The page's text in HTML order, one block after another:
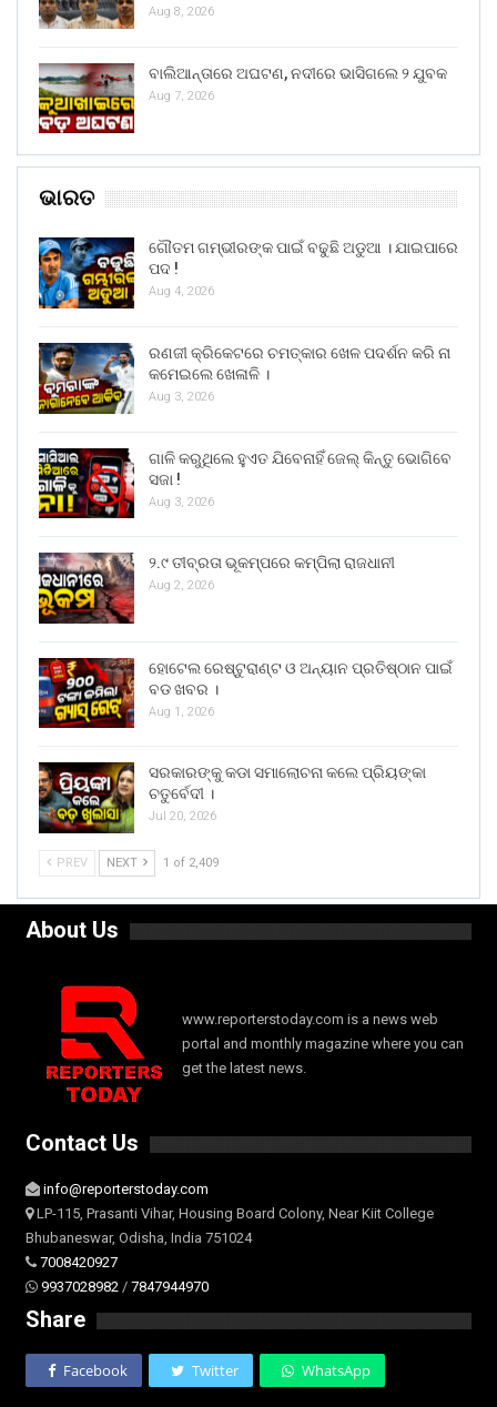
Aug 8, 2026
ବାଲିଆନ୍ତାରେ ଅଘଟଣ, ନଦୀରେ ଭାସିଗଲେ ୨ ଯୁବକ
Aug 7, 2026
ଭାରତ
ଗୌତମ ଗମ୍ଭୀରଙ୍କ ପାଇଁ ବଢୁଛି ଅଡୁଆ । ଯାଇପାରେ
ପଦ !
Aug 4, 2026
ରଣଜୀ କ୍ରିକେଟରେ ଚମତ୍କାର ଖେଳ ପଦର୍ଶନ କରି ନା
କମେଇଲେ ଖେଳାଳି ।
Aug 3, 2026
ଗାଳି କରୁଥିଲେ ହୁଏତ ଯିବେନାହିଁ ଜେଲ୍ କିନ୍ତୁ ଭୋଗିବେ
ସଜା !
Aug 3, 2026
୨.୯ ତୀବ୍ରତା ଭୂକମ୍ପରେ କମ୍ପିଲା ରାଜଧାନୀ
Aug 2, 2026
ହୋଟେଲ ରେଷ୍ଟୁରାଣ୍ଟ ଓ ଅନ୍ୟାନ ପ୍ରତିଷ୍ଠାନ ପାଇଁ
ବଡ ଖବର ।
Aug 1, 2026
ସରକାରଙ୍କୁ କଡା ସମାଲୋଚନା କଲେ ପ୍ରିୟଙ୍କା
ଚତୁର୍ବେଦୀ ।
Jul 20, 2026
PREV NEXT 1 of 2,409
About Us
www.reporterstoday.com is a news web
portal and monthly magazine where you can
get the latest news.
Contact Us
info@reporterstoday.com
LP-115, Prasanti Vihar, Housing Board Colony, Near Kiit College
Bhubaneswar, Odisha, India 751024
7008420927
9937028982 / 7847944970
Share
Facebook Twitter WhatsApp